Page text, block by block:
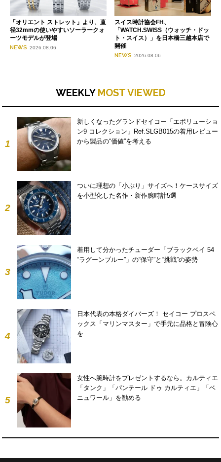
「オリエント ストレット」より、直
径32mmの使いやすいソーラークォ
ーツモデルが登場
NEWS 2026.08.06
スイス時計協会FH、
「WATCH.SWISS（ウォッチ・ドッ
ト・スイス）」を日本橋三越本店で
開催
NEWS 2026.08.06
WEEKLY MOST VIEWED
1
新しくなったグランドセイコー「エボリューショ
ン9 コレクション」Ref.SLGB015の着用レビュー
から製品の“価値”を考える
2
ついに理想の「小ぶり」サイズへ！ケースサイズ
を小型化した名作・新作腕時計5選
3
着用して分かったチューダー「ブラックベイ 54
“ラグーンブルー”」の“保守”と“挑戦”の姿勢
4
日本代表の本格ダイバーズ！ セイコー プロスペ
ックス「マリンマスター」で手元に品格と冒険心
を
5
女性へ腕時計をプレゼントするなら。カルティエ
「タンク」「パンテール ドゥ カルティエ」「ベ
ニュワール」を勧める